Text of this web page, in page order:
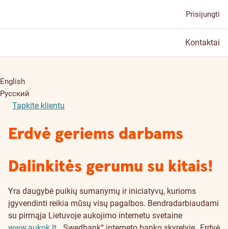
Prisijungti
Kontaktai
English
Русский
Tapkite klientu
Erdvė geriems darbams
Dalinkitės gerumu su kitais!
Yra daugybė puikių sumanymų ir iniciatyvų, kurioms
įgyvendinti reikia mūsų visų pagalbos. Bendradarbiaudami
su pirmąja Lietuvoje aukojimo internetu svetaine